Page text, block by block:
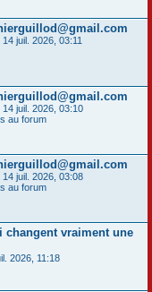
14 juil. 2026, 03:11
14 juil. 2026, 03:10
au forum
14 juil. 2026, 03:08
au forum
vraiment une
2026, 11:18